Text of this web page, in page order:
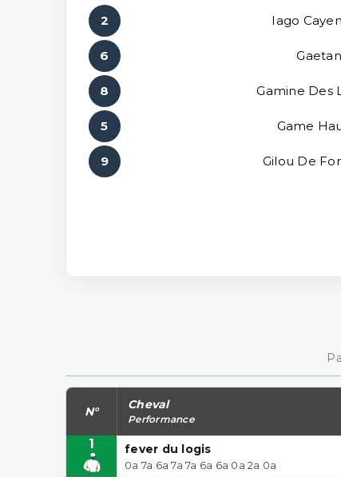
2 Iago
6 Gaetan
8 Gamine Des
5 Game
9 Gilou De
N° Cheval
Performance
1 fever du logis
0a 7a 6a 7a 7a 6a 6a 0a 2a 0a